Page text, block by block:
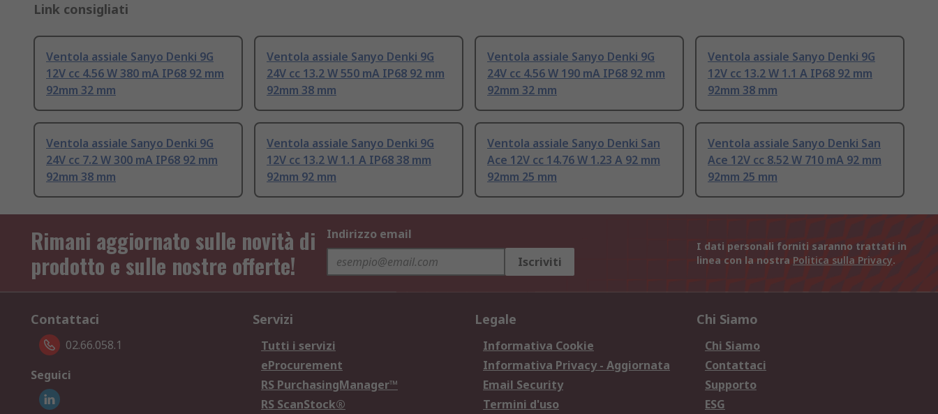
Link consigliati
Ventola assiale Sanyo Denki 9G
12V cc 4.56 W 380 mA IP68 92 mm
92mm 32 mm
Ventola assiale Sanyo Denki 9G
24V cc 13.2 W 550 mA IP68 92 mm
92mm 38 mm
Ventola assiale Sanyo Denki 9G
24V cc 4.56 W 190 mA IP68 92 mm
92mm 32 mm
Ventola assiale Sanyo Denki 9G
12V cc 13.2 W 1.1 A IP68 92 mm
92mm 38 mm
Ventola assiale Sanyo Denki 9G
24V cc 7.2 W 300 mA IP68 92 mm
92mm 38 mm
Ventola assiale Sanyo Denki 9G
12V cc 13.2 W 1.1 A IP68 38 mm
92mm 92 mm
Ventola assiale Sanyo Denki San
Ace 12V cc 14.76 W 1.23 A 92 mm
92mm 25 mm
Ventola assiale Sanyo Denki San
Ace 12V cc 8.52 W 710 mA 92 mm
92mm 25 mm
Rimani aggiornato sulle novità di
prodotto e sulle nostre offerte!
Indirizzo email
Iscriviti
I dati personali forniti saranno trattati in
linea con la nostra Politica sulla Privacy.
Contattaci
02.66.058.1
Seguici
Servizi
Tutti i servizi
eProcurement
RS PurchasingManager™
RS ScanStock®
Legale
Informativa Cookie
Informativa Privacy - Aggiornata
Email Security
Termini d'uso
Chi Siamo
Chi Siamo
Contattaci
Supporto
ESG